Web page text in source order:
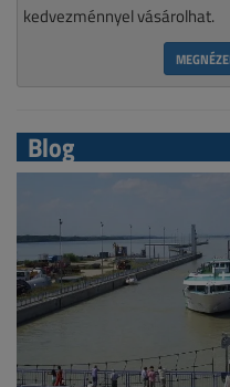
kedvezménnyel vásárolhat.
Blog